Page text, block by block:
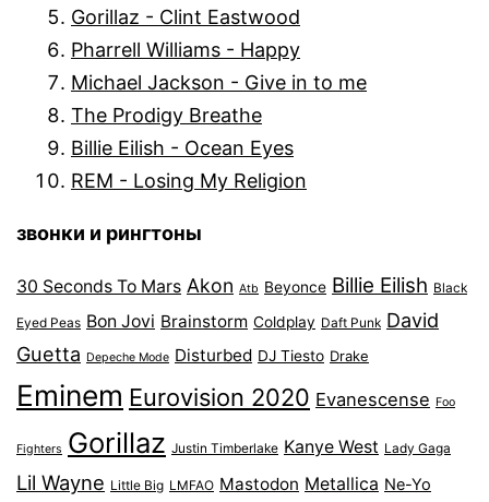
Gorillaz - Clint Eastwood
Pharrell Williams - Happy
Michael Jackson - Give in to me
The Prodigy Breathe
Billie Eilish - Ocean Eyes
REM - Losing My Religion
звонки и рингтоны
30 Seconds To Mars Akon Atb Beyonce Billie Eilish Black
Eyed Peas Bon Jovi Brainstorm Coldplay Daft Punk David
Guetta Depeche Mode Disturbed DJ Tiesto Drake
Eminem Eurovision 2020 Evanescense Foo
Fighters Gorillaz Justin Timberlake Kanye West Lady Gaga
Lil Wayne Little Big LMFAO Mastodon Metallica Ne-Yo